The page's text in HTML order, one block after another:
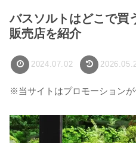
バスソルトはどこで買
販売店を紹介
2024.07.02
※当サイトはプロモーション